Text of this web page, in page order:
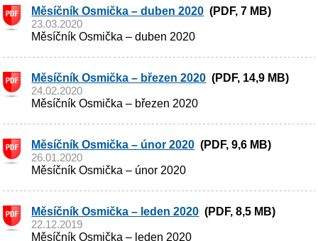
Měsíčník Osmička – duben 2020 (PDF, 7 MB)
23.03.2020
Měsíčník Osmička – duben 2020
Měsíčník Osmička – březen 2020 (PDF, 14,9 MB)
24.02.2020
Měsíčník Osmička – březen 2020
Měsíčník Osmička – únor 2020 (PDF, 9,6 MB)
26.01.2020
Měsíčník Osmička – únor 2020
Měsíčník Osmička – leden 2020 (PDF, 8,5 MB)
22.12.2019
Měsíčník Osmička – leden 2020